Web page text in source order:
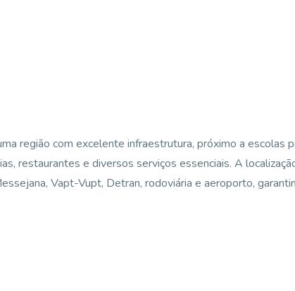
região com excelente infraestrutura, próximo a escolas
restaurantes e diversos serviços essenciais. A
Vapt-Vupt, Detran, rodoviária e aeroporto,